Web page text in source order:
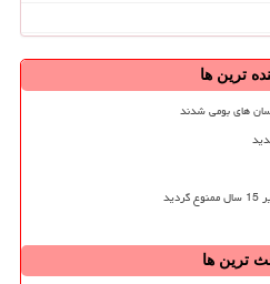
ترین ها
های بومی شدند
ترین ها